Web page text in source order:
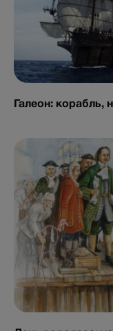
Галеон: корабль,